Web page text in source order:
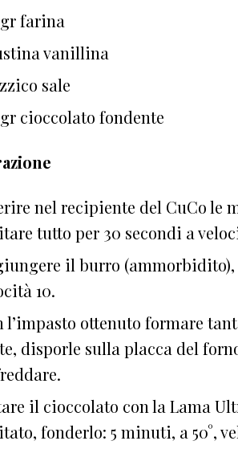
gr farina
vanillina
sale
gr cioccolato fondente
nel recipiente del CuCo le
tutto per 30 secondi a
il burro
10.
l’impasto ottenuto formare
disporle sulla placca del
il cioccolato con la Lama
fonderlo: 5 minuti, a 50°,